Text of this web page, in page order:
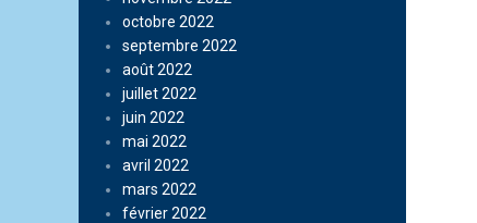
octobre 2022
septembre 2022
août 2022
juillet 2022
juin 2022
mai 2022
avril 2022
mars 2022
février 2022